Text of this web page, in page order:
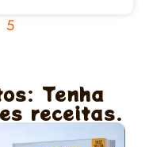
5
Tenha
receitas.